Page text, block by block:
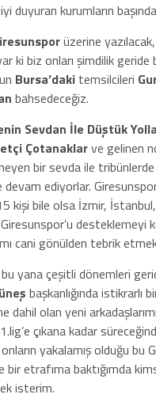
duyuran kurumların
üzerine
ki biz onları şimdilik geride
Bursa’dakitemsilcileri
bahsedeceğiz.
Sevdan İle Düştük
Çotanaklarve gelinen
bir sevda ile tribünlerde
ediyorlar.
kişi bile olsa İzmir,
desteklemeyi
cani gönülden tebrik
yana çeşitli dönemleri
başkanlığında istikrarlı
dahil olan yeni
çıkana kadar
yakalamış olduğu bu
bir etrafıma baktığımda
isterim.